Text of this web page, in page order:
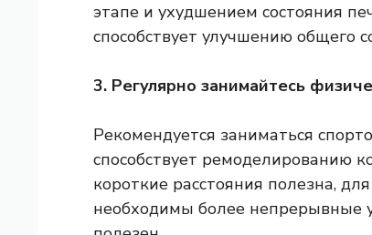
этапе и ухудшением состояния
способствует улучшению общего
3. Регулярно занимайтесь
Рекомендуется заниматься
способствует ремоделированию
короткие расстояния полезна,
необходимы более непрерывные